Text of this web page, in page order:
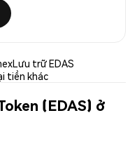
Lưu trữ EDAS
tiền khác
(EDAS) ở